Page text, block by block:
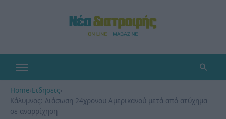
Home›Ειδησεις›
Κάλυμνος: Διάσωση 24χρονου Αμερικανού μετά από ατύχημα
σε αναρρίχηση